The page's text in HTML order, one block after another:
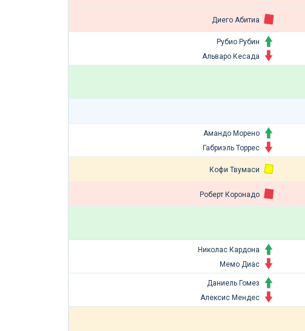
Диего Абитиа
Рубио Рубин
Альваро Кесада
Амандо Морено
Габриэль Торрес
Кофи Твумаси
Роберт Коронадо
Николас Кардона
Мемо Диас
Даниель Гомез
Алексис Мендес